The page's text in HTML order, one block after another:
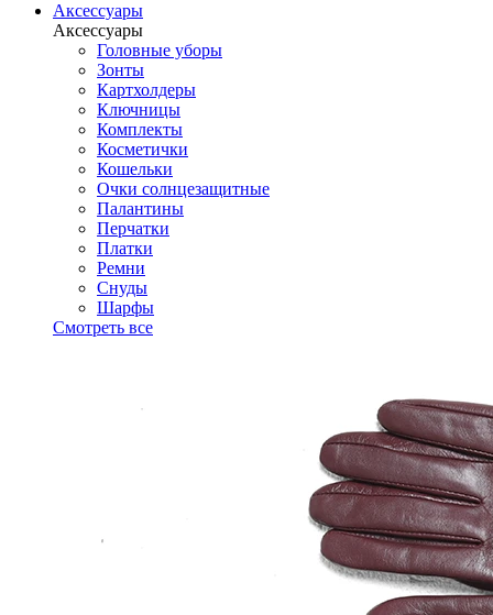
Аксессуары
Аксессуары
Головные уборы
Зонты
Картхолдеры
Ключницы
Комплекты
Косметички
Кошельки
Очки солнцезащитные
Палантины
Перчатки
Платки
Ремни
Снуды
Шарфы
Смотреть все